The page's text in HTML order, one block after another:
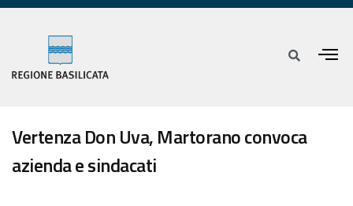
Vertenza Don Uva, Martorano convoca
azienda e sindacati